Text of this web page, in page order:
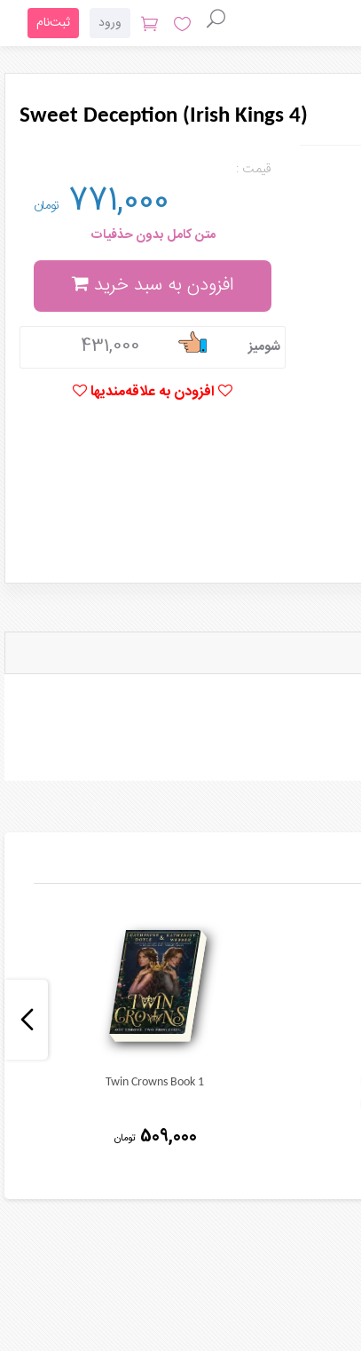
ورود ثبت‌نام
Sweet Deception (Irish Kings 4)
قیمت :
771,000 تومان
متن کامل بدون حذفیات
افزودن به سبد خرید
شومیز 431,000
افزودن به علاقه‌مندیها
Twin Crowns Book 1
509,000 تومان